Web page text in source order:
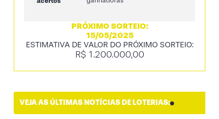
PRÓXIMO SORTEIO:
15/05/2025
ESTIMATIVA DE VALOR DO PRÓXIMO SORTEIO:
R$ 1.200.000,00
VEJA AS ÚLTIMAS NOTÍCIAS DE LOTERIAS: